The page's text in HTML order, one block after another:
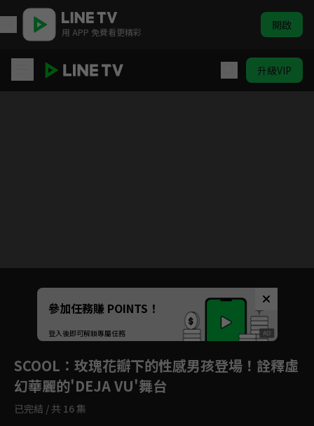
用 APP 免費看更精彩 開啟
升級VIP
Unmute
參加任務賺 POINTS！
登入後即可解鎖專屬任務
SCOOL ：玫瑰花瓣下的性感男孩登場！詮釋虛
幻華麗的'DEJA VU'舞台
已完結 / 共 16 集